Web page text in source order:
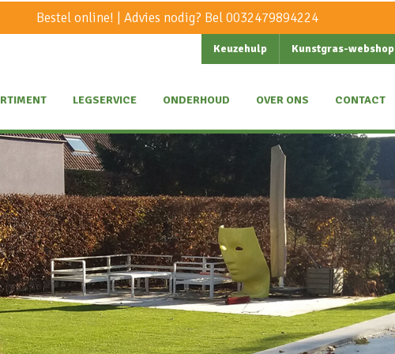
Bestel online! | Advies nodig? Bel0032479894224
Keuzehulp Kunstgras-webshop
LEGSERVICE ONDERHOUD OVER ONS CONTACT